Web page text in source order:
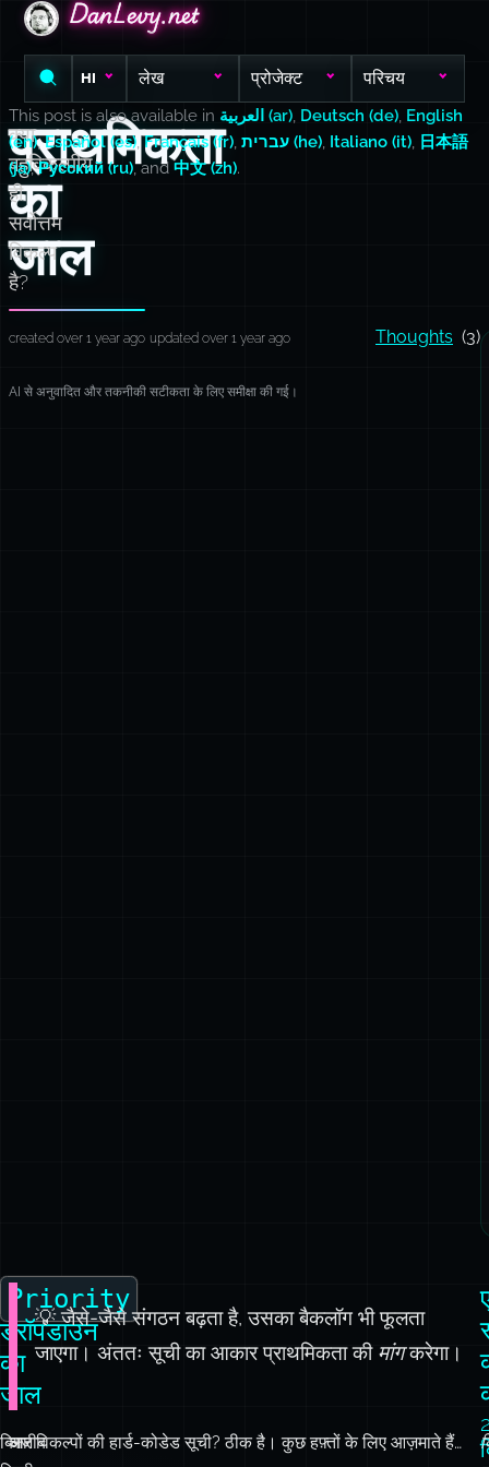
DanLevy.net
DanLevy.net
DanLevy.net
HI लेख प्रोजेक्ट परिचय
प्राथमिकता
का
जाल
क्या
बहुविकल्पीय
ही
सर्वोत्तम
विकल्प
है?
This post is also available in العربية (ar), Deutsch (de), English
(en),Español (es),Français (fr), עברית (he), Italiano (it), 日本語
(ja),Русский (ru), and 中文 (zh).
created over 1 year ago updated over 1 year ago Thoughts (3)
AI से अनुवादित और तकनीकी सटीकता के लिए समीक्षा की गई।
जाल
बिना
किसी
शक
आपके
अजीब
बात
यह
कि
चार विकल्पों की हार्ड-कोडेड सूची? ठीक है। कुछ हफ़्तों के लिए आज़माते हैं…
न